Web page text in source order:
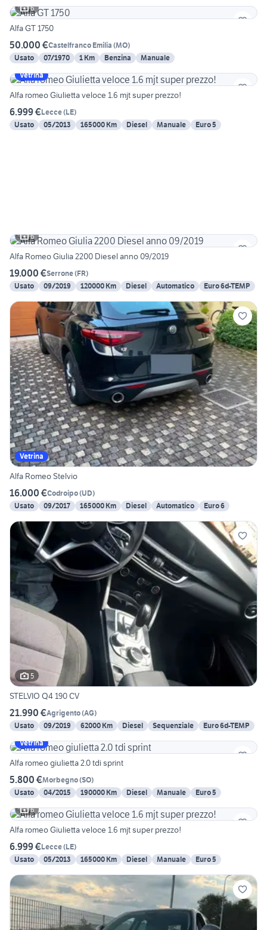
6
Alfa GT 1750
50.000 €Castelfranco Emilia (MO)
Usato
07/1970 1 Km Benzina
Manuale
Vetrina
Alfa romeo Giulietta veloce 1.6 mjt super prezzo!
6.999 €Lecce(LE)
Usato
05/2013 165000 Km Diesel Manuale Euro 5
6
Alfa Romeo Giulia 2200 Diesel anno 09/2019
19.000 €Serrone(FR)
Usato
09/2019 120000 Km Diesel Automatico Euro 6d-TEMP
Vetrina
Alfa Romeo Stelvio
16.000 €Codroipo(UD)
Usato
09/2017 165000 Km Diesel Automatico Euro 6
5
STELVIO Q4 190 CV
21.990 €Agrigento(AG)
Usato
09/2019 62000 Km Diesel Sequenziale
Euro 6d-TEMP
Vetrina
Alfa romeo giulietta 2.0 tdi sprint
5.800 €Morbegno(SO)
Usato
04/2015 190000 Km Diesel Manuale
Euro 5
6
Alfa romeo Giulietta veloce 1.6 mjt super prezzo!
6.999 €Lecce(LE)
Usato
05/2013 165000 Km Diesel Manuale Euro 5